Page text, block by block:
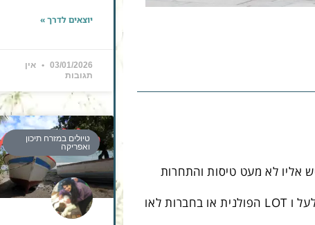
אליו לא מעט טיסות והתחרות
יוצרת מחירים נוחים יחסית. ניתן להגיע בטיסות סדירות כמו אלעל ו LOT הפולנית או בחברות לאו
יוצאים לדרך »
03/01/2026
אין
תגובות
טיולים במזרח תיכון
ואפריקה